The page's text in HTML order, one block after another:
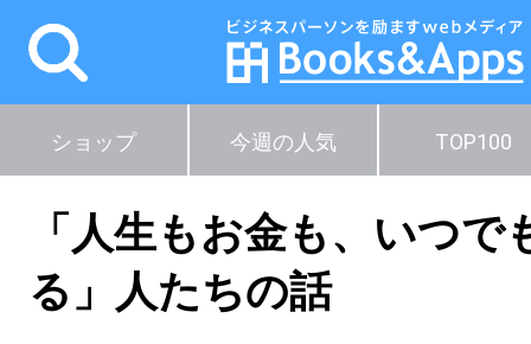
ショップ 今週の人気 TOP100
「人生もお金も、いつで
る」人たちの話